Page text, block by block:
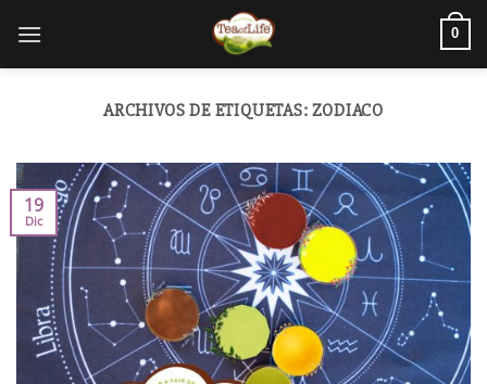
0
ARCHIVOS DE ETIQUETAS:ZODIACO
19
Dic